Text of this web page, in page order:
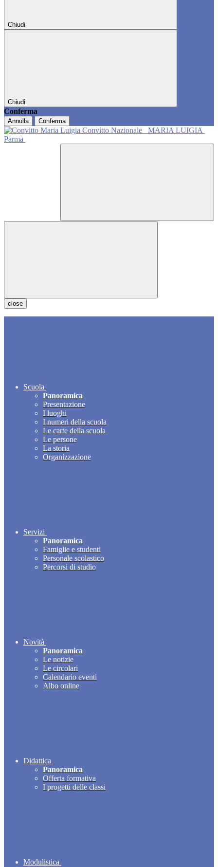
Chiudi
Chiudi
Conferma
Annulla Conferma
Convitto Nazionale
MARIA LUIGIA
Parma
close
Scuola
Panoramica
Presentazione
I luoghi
I numeri della scuola
Le carte della scuola
Le persone
La storia
Organizzazione
Servizi
Panoramica
Famiglie e studenti
Personale scolastico
Percorsi di studio
Novità
Panoramica
Le notizie
Le circolari
Calendario eventi
Albo online
Didattica
Panoramica
Offerta formativa
I progetti delle classi
Modulistica